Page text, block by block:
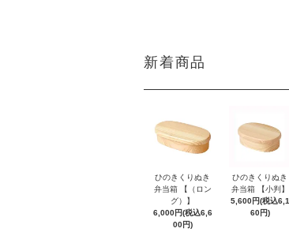
新着商品
ひのきくりぬき
弁当箱 【（ロン
グ）】
6,000円(税込6,6
00円)
ひのきくりぬき
弁当箱 【小判】
5,600円(税込6,1
60円)